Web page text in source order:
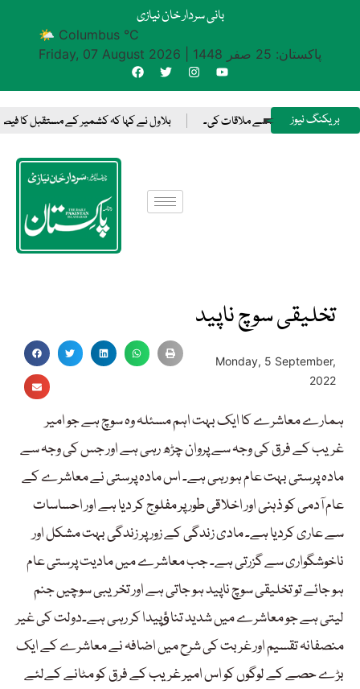
بانی سردار خان نیازی
🌤 Columbus °C
Friday, 07 August 2026
پاکستان: 25 صفر 1448
بریکنگ نیوز
سعودی ولی عہد سے ملاقات کی۔ بلاول نے کہا کہ کشمیر کے مستقبل کا
تخلیقی سوچ ناپید
Monday, 5 September,
2022
ہمارے معاشرے کا ایک بہت اہم مسئلہ وہ سوچ ہے جو امیر
غریب کے فرق کی وجہ سے پروان چڑھ رہی ہے اور جس کی وجہ سے
مادہ پرستی بہت عام ہو رہی ہے۔ اس مادہ پرستی نے معاشرے کے
عام آدمی کو ذہنی اور اخلاقی طور پر مفلوج کر دیا ہے اور احساسات
سے عاری کردیا ہے۔ مادی زندگی کے زور پر زندگی بہت مشکل اور
ناخوشگواری سے گزرتی ہے۔ جب معاشرے میں مادیت پرستی عام
ہو جائے تو تخلیقی سوچ ناپید ہو جاتی ہے اور تخریبی سوچیں جنم
لیتی ہے جو معاشرے میں شدید تناﺅپیدا کر رہی ہے۔دولت کی غیر
منصفانہ تقسیم اور غربت کی شرح میں اضافہ نے معاشرے کے ایک
بڑے حصے کے لوگوں کو اس امیر غریب کے فرق کو مٹانے کےلئے